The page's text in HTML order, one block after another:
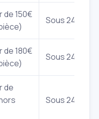
de 150€
Sous 24‑48h
de 180€
Sous 24‑48h
de
Sous 24h